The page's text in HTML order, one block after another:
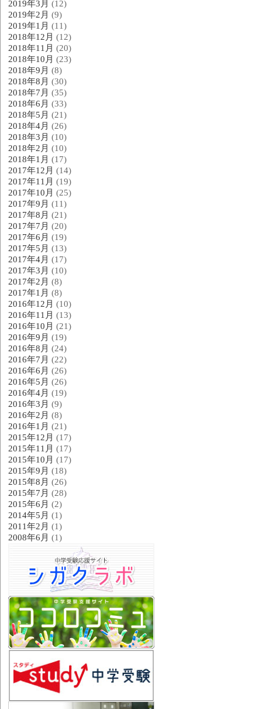
2019年3月 (12)
2019年2月 (9)
2019年1月 (11)
2018年12月 (12)
2018年11月 (20)
2018年10月 (23)
2018年9月 (8)
2018年8月 (30)
2018年7月 (35)
2018年6月 (33)
2018年5月 (21)
2018年4月 (26)
2018年3月 (10)
2018年2月 (10)
2018年1月 (17)
2017年12月 (14)
2017年11月 (19)
2017年10月 (25)
2017年9月 (11)
2017年8月 (21)
2017年7月 (20)
2017年6月 (19)
2017年5月 (13)
2017年4月 (17)
2017年3月 (10)
2017年2月 (8)
2017年1月 (8)
2016年12月 (10)
2016年11月 (13)
2016年10月 (21)
2016年9月 (19)
2016年8月 (24)
2016年7月 (22)
2016年6月 (26)
2016年5月 (26)
2016年4月 (19)
2016年3月 (9)
2016年2月 (8)
2016年1月 (21)
2015年12月 (17)
2015年11月 (17)
2015年10月 (17)
2015年9月 (18)
2015年8月 (26)
2015年7月 (28)
2015年6月 (2)
2014年5月 (1)
2011年2月 (1)
2008年6月 (1)